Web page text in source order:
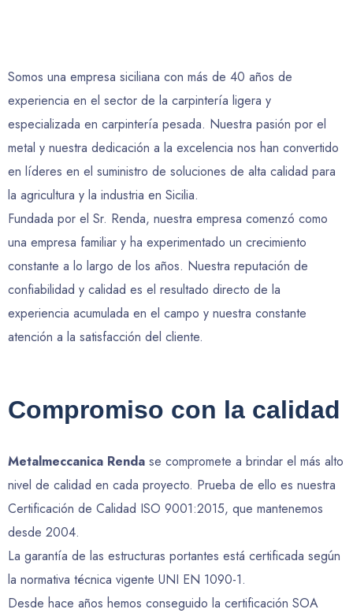
Somos una empresa siciliana con más de 40 años de
experiencia en el sector de la carpintería ligera y
especializada en carpintería pesada. Nuestra pasión por el
metal y nuestra dedicación a la excelencia nos han convertido
en líderes en el suministro de soluciones de alta calidad para
la agricultura y la industria en Sicilia.
Fundada por el Sr. Renda, nuestra empresa comenzó como
una empresa familiar y ha experimentado un crecimiento
constante a lo largo de los años. Nuestra reputación de
confiabilidad y calidad es el resultado directo de la
experiencia acumulada en el campo y nuestra constante
atención a la satisfacción del cliente.
Compromiso con la calidad
Metalmeccanica Renda se compromete a brindar el más alto
nivel de calidad en cada proyecto. Prueba de ello es nuestra
Certificación de Calidad ISO 9001:2015, que mantenemos
desde 2004.
La garantía de las estructuras portantes está certificada según
la normativa técnica vigente UNI EN 1090-1.
Desde hace años hemos conseguido la certificación SOA